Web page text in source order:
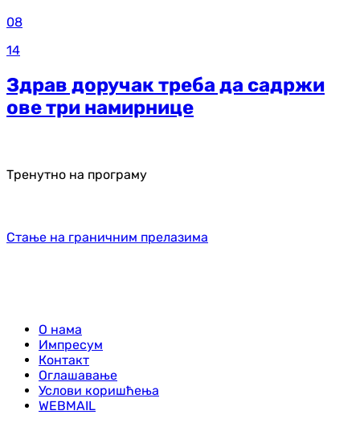
08
14
Здрав доручак треба да садржи
ове три намирнице
Тренутно на програму
Стање на граничним прелазима
О нама
Импресум
Контакт
Оглашавање
Услови коришћења
WEBMAIL